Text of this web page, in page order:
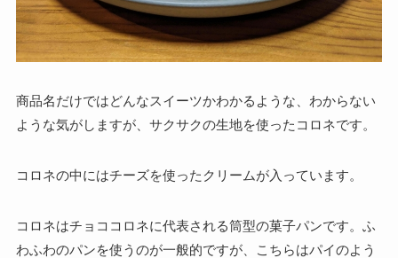
商品名だけではどんなスイーツかわかるような、わからない
ような気がしますが、サクサクの生地を使ったコロネです。
コロネの中にはチーズを使ったクリームが入っています。
コロネはチョココロネに代表される筒型の菓子パンです。ふ
わふわのパンを使うのが一般的ですが、こちらはパイのよう